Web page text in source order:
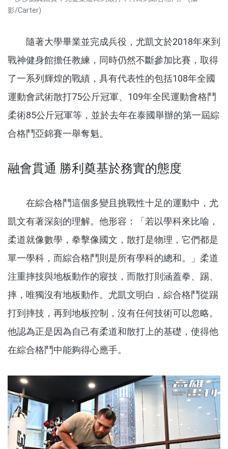
影/Carter)
隨著大學畢業並完成兵役，尤凱文於2018年來到
戰神健身館擔任教練，同時仍然不斷參加比賽，取得
了一系列輝煌的戰績，具有代表性的包括108年全國
運動會武術散打75公斤冠軍、109年全民運動會格鬥
柔術85公斤冠軍等，並於去年在泰國舉辦的第一屆綜
合格鬥亞錦賽一舉奪魁。
融會貫通 勝利奠基於務實的態度
在綜合格鬥這個多變且挑戰性十足的運動中，尤
凱文有著深刻的理解。他形容：「若以學科來比喻，
柔道就像數學，拳擊像國文，散打是物理，它們都是
單一學科，而綜合格鬥則是所有學科的總和。」柔道
注重摔技與地板動作的寢技，而散打則涵蓋拳、踢、
摔，唯獨沒有地板動作。尤凱文明白，綜合格鬥從踢
打到摔技，再到地板控制，沒有任何技術可以忽略。
他認為正是因為自己有柔道和散打上的基礎，使得他
在綜合格鬥中能夠得心應手。